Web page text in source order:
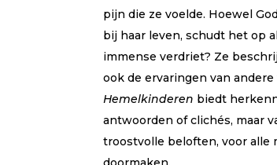
pijn die ze voelde. Hoewel
bij haar leven, schudt het op
immense verdriet? Ze
ook de ervaringen van
Hemelkinderen biedt
antwoorden of clichés, maar
troostvolle beloften, voor alle